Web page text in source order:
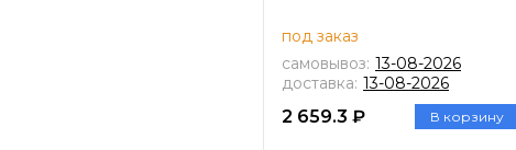
под заказ
самовывоз: 13-08-2026
доставка: 13-08-2026
2 659.3 ₽ В корзину